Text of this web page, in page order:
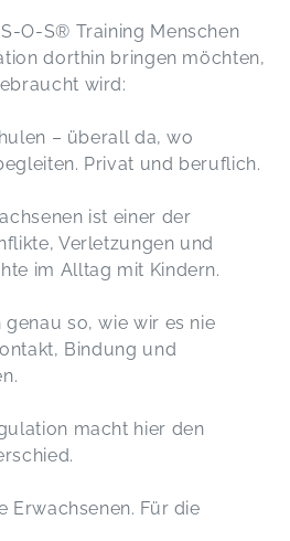
O-S® Training Menschen
dorthin bringen möchten,
wird:
– überall da, wo
Privat und beruflich.
ist einer der
Verletzungen und
im Alltag mit Kindern.
so, wie wir es nie
Bindung und
macht hier den
Erwachsenen. Für die